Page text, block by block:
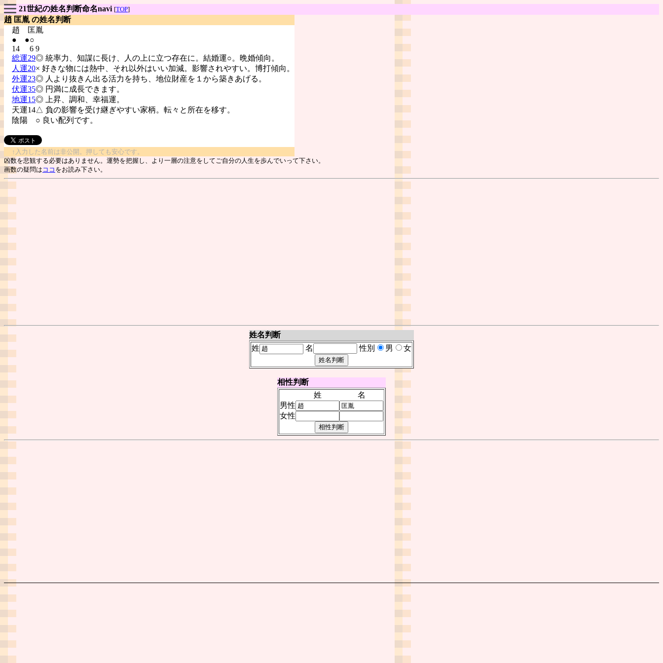
21世紀の姓名判断命名navi [TOP]
趙 匡胤 の姓名判断
趙
匡胤
● ●○
14 6 9
総運29◎ 統率力、知謀に長け、人の上に立つ存在に。結婚運○。晩婚傾向。
人運20× 好きな物には熱中、それ以外はいい加減。影響されやすい。博打傾向。
外運23◎ 人より抜きん出る活力を持ち、地位財産を１から築きあげる。
伏運35◎ 円満に成長できます。
地運15◎ 上昇、調和、幸福運。
天運14△ 負の影響を受け継ぎやすい家柄。転々と所在を移す。
陰陽 ○ 良い配列です。
↑入力した名前は非公開。押しても安心です。
凶数を悲観する必要はありません。運勢を把握し、より一層の注意をしてご自分の人生を歩んでいって下さい。
画数の疑問は ココ をお読み下さい。
姓名判断
姓
名 性別 男 女
相性判断
姓
名
男性
女性